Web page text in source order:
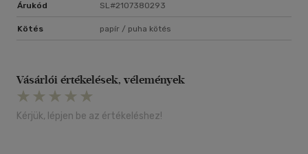
Árukód SL#2107380293
Kötés papír / puha kötés
Vásárlói értékelések, vélemények
Kérjük, lépjen be az értékeléshez!